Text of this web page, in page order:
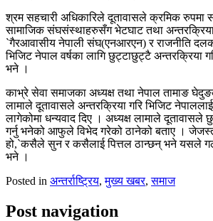
श्रम सहचारी अधिकारिले दूतावासले क्रमिक रुपमा
सामाजिक संघसंस्थाहरुसँग भेटघाट तथा
`गैरआवासीय नेपाली संघ(एनआरएन) र राजनीति
भिजिट नेपाल वर्षका लागि छुट्टाछुट्टै अन्तरक्रिया
भने ।
काभ्रे सेवा समाजका अध्यक्ष तथा नेपाल तामाङ
लामाले दूतावासले अन्तरक्रिया गरि भिजिट
लागेकोमा धन्यवाद दिए । अध्यक्ष लामाले दूतावासले
गर्नु भनेको आफुले विभेद गरेको ठानेको बताए ।
हो,`कसैले सुन र कसैलाई पित्तल ठान्छन् भने यसले
भने ।
Posted in अन्तर्राष्ट्रिय,मुख्य खबर,समाज
Post navigation